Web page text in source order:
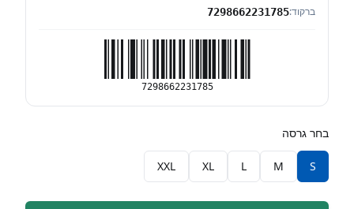
ברקוד:7298662231785
7298662231785
בחר גרסה
S
M
L
XL
XXL